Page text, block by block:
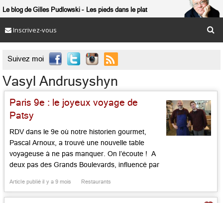
Le blog de Gilles Pudlowski Les pieds dans le plat
Inscrivez-vous
Suivez moi 
Vasyl Andrusyshyn
Paris 9e : le joyeux voyage de
Patsy
RDV dans le 9e où notre historien gourmet,
Pascal Arnoux, a trouvé une nouvelle table
voyageuse à ne pas manquer. On l’écoute ! A
deux pas des Grands Boulevards, influencé par
famille est originaire, Alexandre Bongibault, qui
fut le directeur de salle du Eels d’Adrien Ferrand
Article publié il y a 9 mois Restaurants